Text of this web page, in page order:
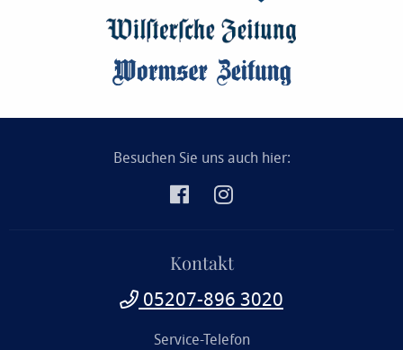
Besuchen Sie uns auch hier:
Kontakt
05207-896 3020
Service-Telefon